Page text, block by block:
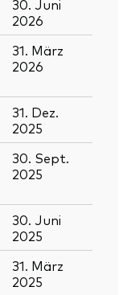
30. Juni
2026
31. März
2026
31. Dez.
2025
30. Sept.
2025
30. Juni
2025
31. März
2025